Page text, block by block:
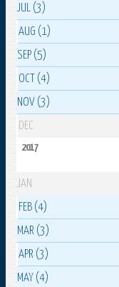
JUL (3)
AUG (1)
SEP (5)
OCT (4)
NOV (3)
DEC
2017
JAN
FEB (4)
MAR (3)
APR (3)
MAY (4)